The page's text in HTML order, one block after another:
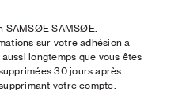
SAMSØE SAMSØE.
sur votre adhésion à
longtemps que vous êtes
30 jours après
votre compte.